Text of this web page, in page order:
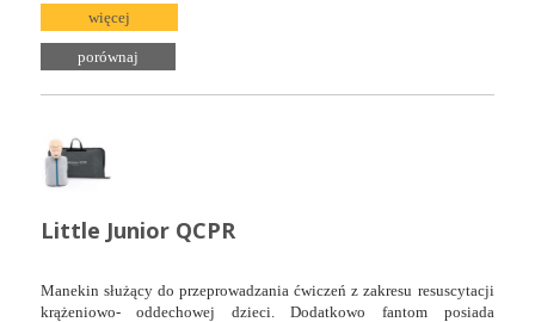
więcej
porównaj
Little Junior QCPR
Manekin służący do przeprowadzania ćwiczeń z zakresu resuscytacji
krążeniowo- oddechowej dzieci. Dodatkowo fantom posiada